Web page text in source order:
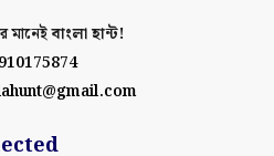
মানেইবাংলা হান্ট!